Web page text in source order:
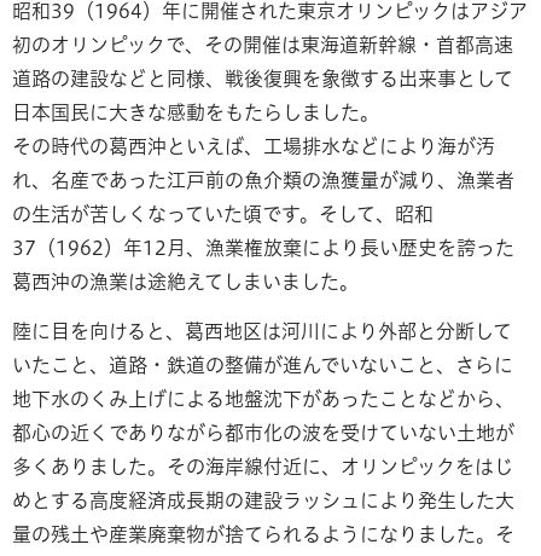
昭和39（1964）年に開催された東京オリンピックはアジア
初のオリンピックで、その開催は東海道新幹線・首都高速
道路の建設などと同様、戦後復興を象徴する出来事として
日本国民に大きな感動をもたらしました。
その時代の葛西沖といえば、工場排水などにより海が汚
れ、名産であった江戸前の魚介類の漁獲量が減り、漁業者
の生活が苦しくなっていた頃です。そして、昭和
37（1962）年12月、漁業権放棄により長い歴史を誇った
葛西沖の漁業は途絶えてしまいました。
陸に目を向けると、葛西地区は河川により外部と分断して
いたこと、道路・鉄道の整備が進んでいないこと、さらに
地下水のくみ上げによる地盤沈下があったことなどから、
都心の近くでありながら都市化の波を受けていない土地が
多くありました。その海岸線付近に、オリンピックをはじ
めとする高度経済成長期の建設ラッシュにより発生した大
量の残土や産業廃棄物が捨てられるようになりました。そ